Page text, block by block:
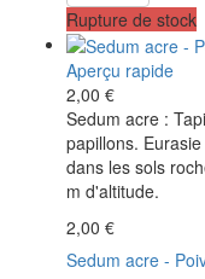
Rupture de stock
Aperçu rapide
2,00 €
Sedum acre :
papillons.
dans les sols
m d'altitude.
2,00 €
Sedum acre -